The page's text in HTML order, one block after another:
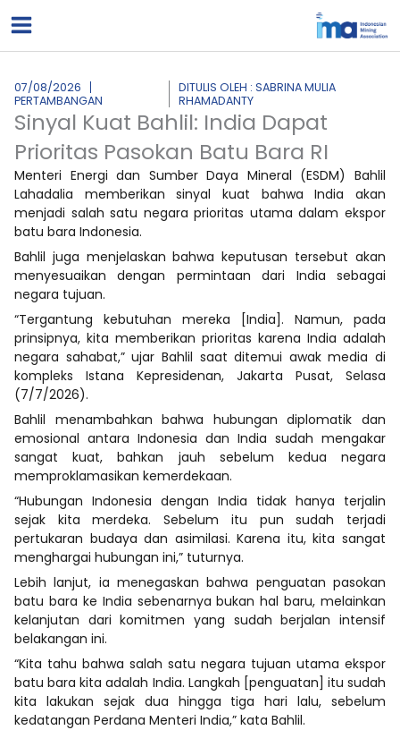
ke
07/08/2026
PERTAMBANGAN
DITULIS OLEH : SABRINA MULIA
RHAMADANTY
Sinyal Kuat Bahlil: India Dapat
Prioritas Pasokan Batu Bara RI
Menteri Energi dan Sumber Daya Mineral (ESDM) Bahlil
Lahadalia memberikan sinyal kuat bahwa India akan
menjadi salah satu negara prioritas utama dalam ekspor
batu bara Indonesia.
Bahlil juga menjelaskan bahwa keputusan tersebut akan
menyesuaikan dengan permintaan dari India sebagai
negara tujuan.
“Tergantung kebutuhan mereka [India]. Namun, pada
prinsipnya, kita memberikan prioritas karena India adalah
negara sahabat,” ujar Bahlil saat ditemui awak media di
kompleks Istana Kepresidenan, Jakarta Pusat, Selasa
(7/7/2026).
Bahlil menambahkan bahwa hubungan diplomatik dan
emosional antara Indonesia dan India sudah mengakar
sangat kuat, bahkan jauh sebelum kedua negara
memproklamasikan kemerdekaan.
“Hubungan Indonesia dengan India tidak hanya terjalin
sejak kita merdeka. Sebelum itu pun sudah terjadi
pertukaran budaya dan asimilasi. Karena itu, kita sangat
menghargai hubungan ini,” tuturnya.
Lebih lanjut, ia menegaskan bahwa penguatan pasokan
batu bara ke India sebenarnya bukan hal baru, melainkan
kelanjutan dari komitmen yang sudah berjalan intensif
belakangan ini.
“Kita tahu bahwa salah satu negara tujuan utama ekspor
batu bara kita adalah India. Langkah [penguatan] itu sudah
kita lakukan sejak dua hingga tiga hari lalu, sebelum
kedatangan Perdana Menteri India,” kata Bahlil.